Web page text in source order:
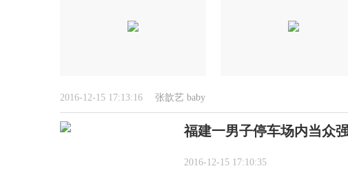
2016-12-15 17:13:16 张歆艺 baby
福建一男子停车场内当众
2016-12-15 17:10:35